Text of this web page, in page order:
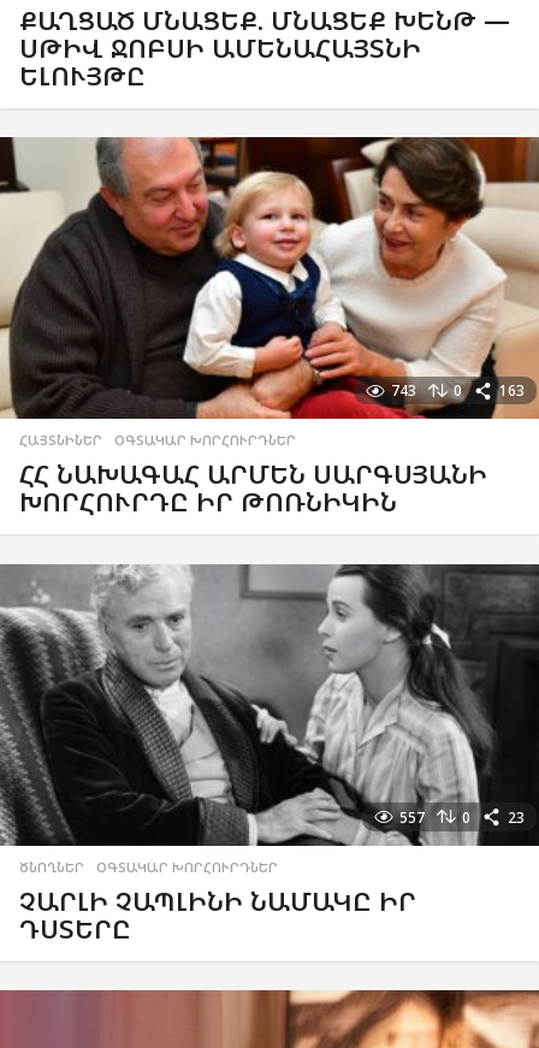
ՔԱՂՑԱԾ ՄՆԱՑԵՔ. ՄՆԱՑԵՔ ԽԵՆԹ —
ՍԹԻՎ ՋՈԲՍԻ ԱՄԵՆԱՀԱՅՏՆԻ
ԵԼՈՒՅԹԸ
743 0 163
ՀԱՅՏՆԻՆԵՐ ,ՕԳՏԱԿԱՐ ԽՈՐՀՈՒՐԴՆԵՐ
ՀՀ ՆԱԽԱԳԱՀ ԱՐՄԵՆ ՍԱՐԳՍՅԱՆԻ
ԽՈՐՀՈՒՐԴԸ ԻՐ ԹՈՌՆԻԿԻՆ
557 0 23
ԾՆՈՂՆԵՐ ,ՕԳՏԱԿԱՐ ԽՈՐՀՈՒՐԴՆԵՐ
ՉԱՐԼԻ ՉԱՊԼԻՆԻ ՆԱՄԱԿԸ ԻՐ
ԴՍՏԵՐԸ